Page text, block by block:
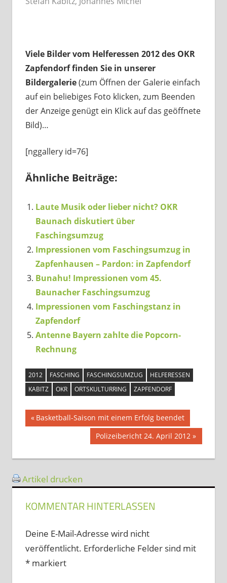
Viele Bilder vom Helferessen 2012 des OKR
Zapfendorf finden Sie in unserer
Bildergalerie(zum Öffnen der Galerie einfach
auf ein beliebiges Foto klicken, zum Beenden
der Anzeige genügt ein Klick auf das geöffnete
Bild)…
[nggallery id=76]
Ähnliche Beiträge:
Laute Musik oder lieber nicht? OKR
Baunach diskutiert über
Faschingsumzug
Impressionen vom Faschingsumzug in
Zapfenhausen – Pardon: in Zapfendorf
Bunahu! Impressionen vom 45.
Baunacher Faschingsumzug
Impressionen vom Faschingstanz in
Zapfendorf
Antenne Bayern zahlte die Popcorn-
Rechnung
2012 FASCHING FASCHINGSUMZUG
HELFERESSEN
KABITZ
OKR ORTSKULTURRING ZAPFENDORF
Beitragsnavigation
Vorheriger
Beitrag:
Basketball-Saison mit einem Erfolg beendet
Nächster
Beitrag:
Polizeibericht 24. April 2012
Artikel drucken
KOMMENTAR HINTERLASSEN
Deine E-Mail-Adresse wird nicht
veröffentlicht. Erforderliche Felder sind mit
*markiert